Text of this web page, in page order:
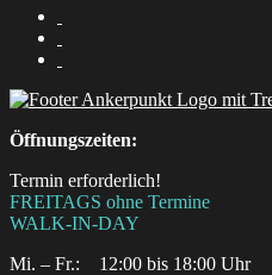
Öffnungszeiten:
Termin erforderlich!
FREITAGS ohne Termine
WALK-IN-DAY
Mi. – Fr.: 12:00 bis 18:00 Uhr